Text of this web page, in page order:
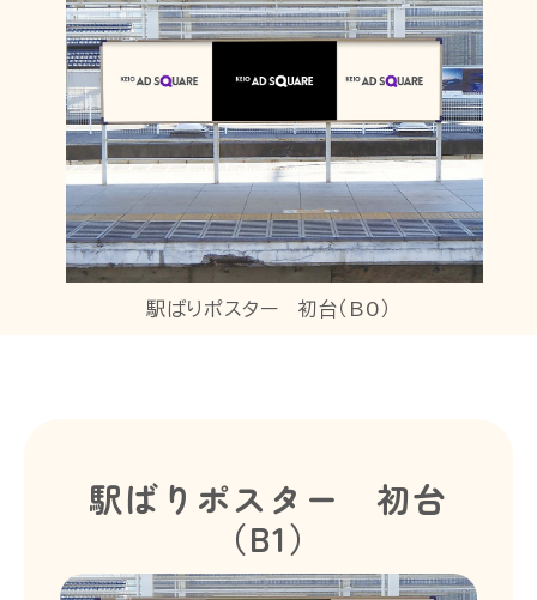
駅ばりポスター 初台（B0）
駅ばりポスター 初台
（B1）